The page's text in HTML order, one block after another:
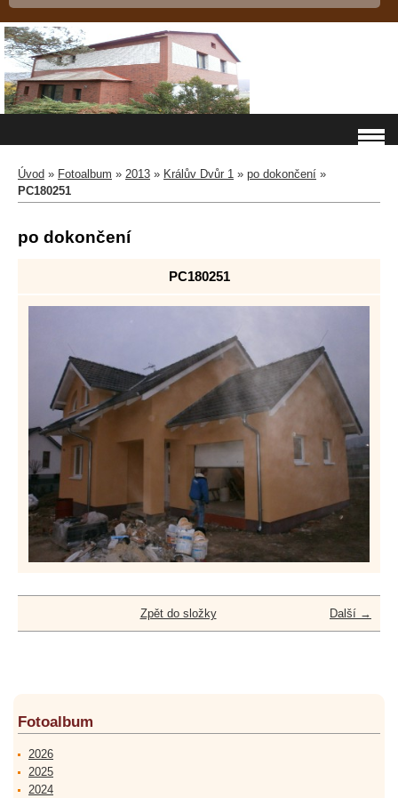
Úvod » Fotoalbum » 2013 » Králův Dvůr 1 » po dokončení »
PC180251
po dokončení
PC180251
Další →
Zpět do složky
Fotoalbum
2026
2025
2024